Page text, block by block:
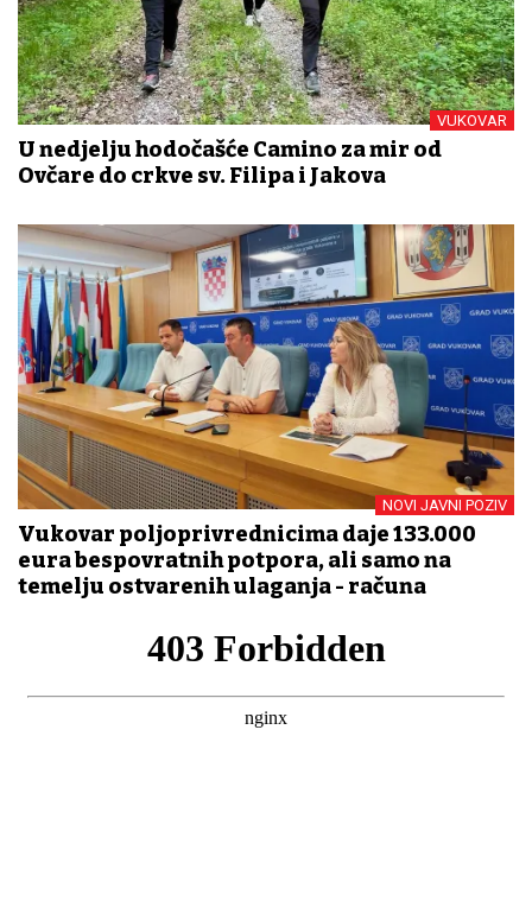
VUKOVAR
U nedjelju hodočašće Camino za mir od
Ovčare do crkve sv. Filipa i Jakova
NOVI JAVNI POZIV
Vukovar poljoprivrednicima daje 133.000
eura bespovratnih potpora, ali samo na
temelju ostvarenih ulaganja - računa